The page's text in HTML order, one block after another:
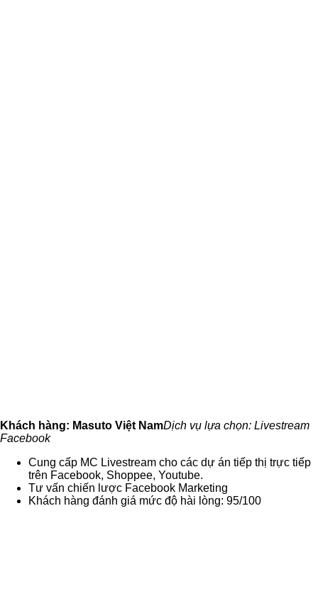
Khách hàng: Masuto Việt NamDịch vụ lựa chọn: Livestream
Facebook
Cung cấp MC Livestream cho các dự án tiếp thị trực tiếp
trên Facebook, Shoppee, Youtube.
Tư vấn chiến lược Facebook Marketing
Khách hàng đánh giá mức độ hài lòng: 95/100